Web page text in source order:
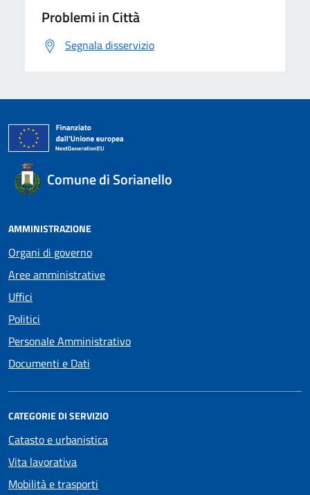
Problemi in Città
Segnala disservizio
Comune di Sorianello
AMMINISTRAZIONE
Organi di governo
Aree amministrative
Uffici
Politici
Personale Amministrativo
Documenti e Dati
CATEGORIE DI SERVIZIO
Catasto e urbanistica
Vita lavorativa
Mobilità e trasporti